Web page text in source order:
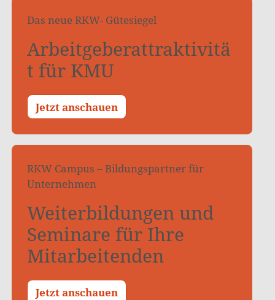
Das neue RKW- Gütesiegel
Arbeitgeberattraktivitä
t für KMU
Jetzt anschauen
RKW Campus – Bildungspartner für
Unternehmen
Weiterbildungen und
Seminare für Ihre
Mitarbeitenden
Jetzt anschauen